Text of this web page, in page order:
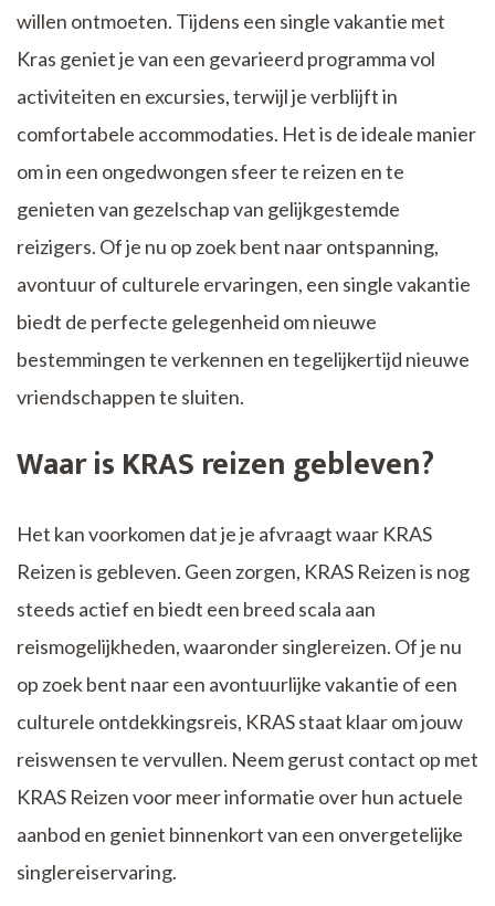
willen ontmoeten. Tijdens een single vakantie met
Kras geniet je van een gevarieerd programma vol
activiteiten en excursies, terwijl je verblijft in
comfortabele accommodaties. Het is de ideale manier
om in een ongedwongen sfeer te reizen en te
genieten van gezelschap van gelijkgestemde
reizigers. Of je nu op zoek bent naar ontspanning,
avontuur of culturele ervaringen, een single vakantie
biedt de perfecte gelegenheid om nieuwe
bestemmingen te verkennen en tegelijkertijd nieuwe
vriendschappen te sluiten.
Waar is KRAS reizen gebleven?
Het kan voorkomen dat je je afvraagt waar KRAS
Reizen is gebleven. Geen zorgen, KRAS Reizen is nog
steeds actief en biedt een breed scala aan
reismogelijkheden, waaronder singlereizen. Of je nu
op zoek bent naar een avontuurlijke vakantie of een
culturele ontdekkingsreis, KRAS staat klaar om jouw
reiswensen te vervullen. Neem gerust contact op met
KRAS Reizen voor meer informatie over hun actuele
aanbod en geniet binnenkort van een onvergetelijke
singlereiservaring.